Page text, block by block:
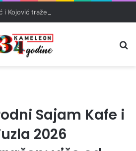
Sajam Kafe i
2026